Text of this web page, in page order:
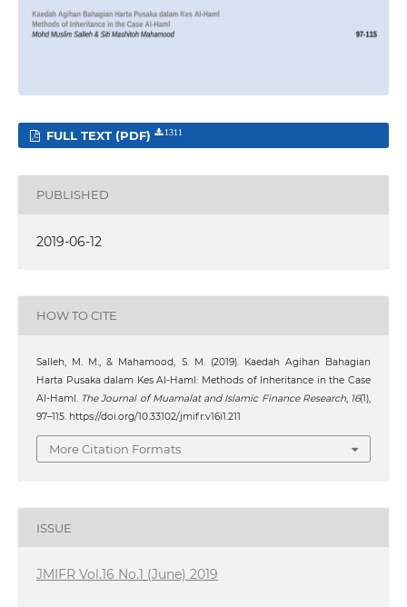
FULL TEXT (PDF) 1311
PUBLISHED
2019-06-12
HOW TO CITE
Salleh, M. M., & Mahamood, S. M. (2019). Kaedah Agihan Bahagian
Harta Pusaka dalam Kes Al-Haml: Methods of Inheritance in the Case
Al-Haml.
The Journal of Muamalat and Islamic Finance Research, 16(1),
97–115. https://doi.org/10.33102/jmifr.v16i1.211
More Citation Formats
ISSUE
JMIFR Vol.16 No.1 (June) 2019